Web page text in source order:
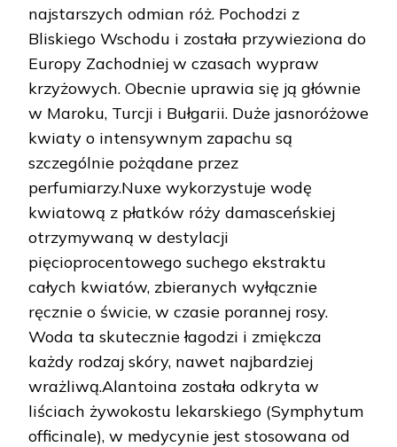
najstarszych odmian róż. Pochodzi z
Bliskiego Wschodu i została przywieziona do
Europy Zachodniej w czasach wypraw
krzyżowych. Obecnie uprawia się ją głównie
w Maroku, Turcji i Bułgarii. Duże jasnoróżowe
kwiaty o intensywnym zapachu są
szczególnie pożądane przez
perfumiarzy.Nuxe wykorzystuje wodę
kwiatową z płatków róży damasceńskiej
otrzymywaną w destylacji
pięcioprocentowego suchego ekstraktu
całych kwiatów, zbieranych wyłącznie
ręcznie o świcie, w czasie porannej rosy.
Woda ta skutecznie łagodzi i zmiękcza
każdy rodzaj skóry, nawet najbardziej
wrażliwą.Alantoina została odkryta w
liściach żywokostu lekarskiego (Symphytum
officinale), w medycynie jest stosowana od